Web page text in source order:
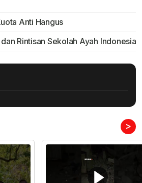
Anti Hangus
Rintisan Sekolah Ayah Indonesia
>